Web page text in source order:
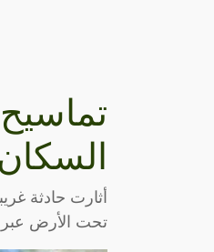
أثارت حادثة
تحت الأرض عبر